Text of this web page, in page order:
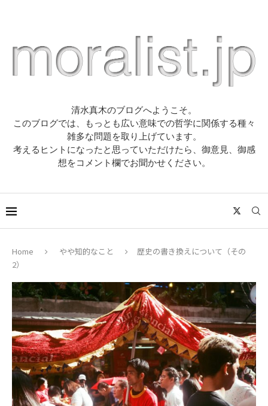
清水真木のブログへようこそ。
このブログでは、もっとも広い意味での哲学に関係する種々
雑多な問題を取り上げています。
考えるヒントになったと思っていただけたら、御意見、御感
想をコメント欄でお聞かせください。
Home やや知的なこと
歴史の書き換えについて（その
2）